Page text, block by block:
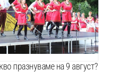
празнуваме на 9 август?